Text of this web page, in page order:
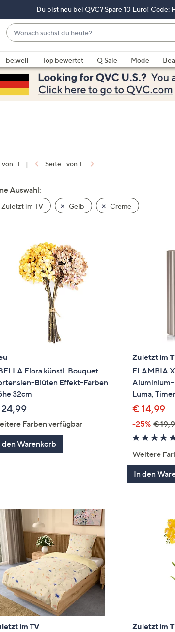
Du bist neu bei QVC? Spare 10 Euro! Code:
Wonach
suchst
du
heute?
Vorschläge
verfügbar
sind,
verwenden
und
unten
oder
wischen
Touch-
Geräten
nach
links
be:well Top bewertet Q Sale Mode
von 11 | Seite 1 von 1
Auswahl:
Zuletzt im TV Gelb Creme
Flora künstl. Bouquet
Blüten Effekt-Farben
32cm
Farben verfügbar
den Warenkorb
Zuletzt im
ELAMBIA
Luma,
€ 14,99
-25% €
Weitere
In den
im TV
Zuletzt im